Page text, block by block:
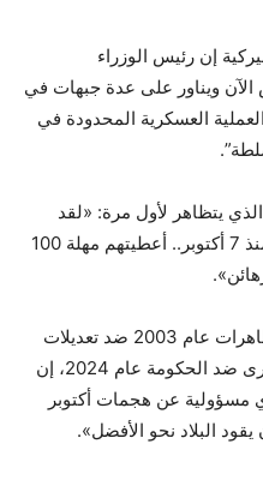
إن رئيس الوزراء
الآن ويناور على عدة جبهات في
العسكرية المحدودة في
يتظاهر لأول مرة: «لقد
تغيرت حياتي على عدة مستويات منذ 7 أكتوبر.. أعطيتهم مهلة 100
ويقول أربيلين، الذي شارك في مظاهرات عام 2003 ضد تعديلات
القضاء، ونزل إلى الشوارع مرة أخرى ضد الحكومة عام 2024، إن
مسؤولية عن هجمات أكتوبر
البلاد نحو الأفضل».